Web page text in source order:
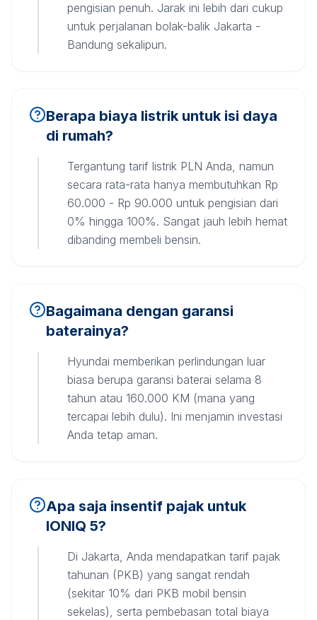
pengisian penuh. Jarak ini lebih dari cukup
untuk perjalanan bolak-balik Jakarta -
Bandung sekalipun.
Berapa biaya listrik untuk isi daya
di rumah?
Tergantung tarif listrik PLN Anda, namun
secara rata-rata hanya membutuhkan Rp
60.000 - Rp 90.000 untuk pengisian dari
0% hingga 100%. Sangat jauh lebih hemat
dibanding membeli bensin.
Bagaimana dengan garansi
baterainya?
Hyundai memberikan perlindungan luar
biasa berupa garansi baterai selama 8
tahun atau 160.000 KM (mana yang
tercapai lebih dulu). Ini menjamin investasi
Anda tetap aman.
Apa saja insentif pajak untuk
IONIQ 5?
Di Jakarta, Anda mendapatkan tarif pajak
tahunan (PKB) yang sangat rendah
(sekitar 10% dari PKB mobil bensin
sekelas), serta pembebasan total biaya